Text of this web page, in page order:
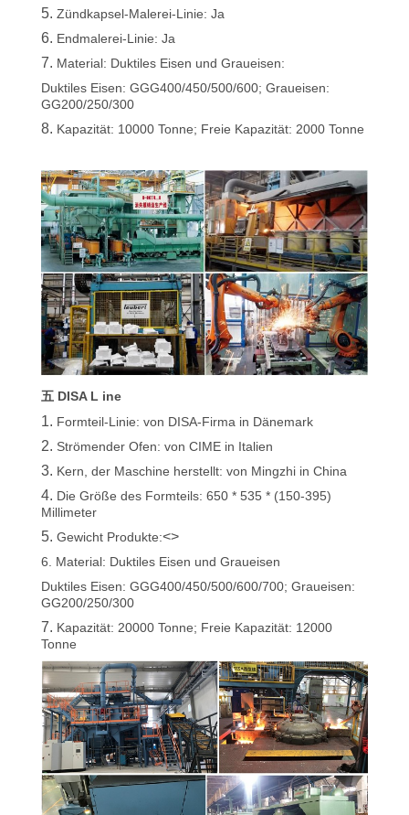
5. Zündkapsel-Malerei-Linie: Ja
6. Endmalerei-Linie: Ja
7. Material: Duktiles Eisen und Graueisen:
Duktiles Eisen: GGG400/450/500/600; Graueisen:
GG200/250/300
8. Kapazität: 10000 Tonne; Freie Kapazität: 2000 Tonne
五 DISA L ine
1. Formteil-Linie: von DISA-Firma in Dänemark
2. Strömender Ofen: von CIME in Italien
3. Kern, der Maschine herstellt: von Mingzhi in China
4. Die Größe des Formteils: 650 * 535 * (150-395)
Millimeter
5. Gewicht Produkte:<>
6. Material: Duktiles Eisen und Graueisen
Duktiles Eisen: GGG400/450/500/600/700; Graueisen:
GG200/250/300
7. Kapazität: 20000 Tonne; Freie Kapazität: 12000
Tonne